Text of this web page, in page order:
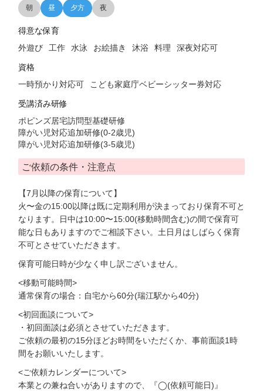
朝 昼 夕方 夜
得意な保育
外遊び 工作 水泳 お絵描き 沐浴 料理 深夜対応可
資格
一時預かり対応可 こども家庭庁ベビーシッター券対応
受講済み研修
ポピンズ居宅訪問型基礎研修
障がい児対応追加研修(0-2歳児)
障がい児対応追加研修(3-5歳児)
ご依頼の条件・注意点
【7月以降の保育について】
火〜金の15:00以降は既に定期利用が決まっており保育不可と
なります。日中は10:00〜15:00(移動時間含む)の間で保育可
能な日もありますのでご相談下さい。土日月はしばらく保育
不可とさせていただきます。
保育可能日時が少なく申し訳ございません。
<移動可能時間>
通常保育の場合：自宅から60分(瑞江駅から40分)
<初回面談について>
・初回面談は必須とさせていただきます。
ご依頼の最初の15分ほどお時間をいただくか、事前面談1時
間をお願いいたします。
<ご依頼カレンダーについて>
本業との兼ね合いがありますので、『◯(依頼可能日)』